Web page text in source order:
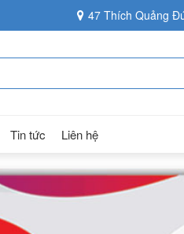
47 Thích Quảng
Tin tức Liên hệ